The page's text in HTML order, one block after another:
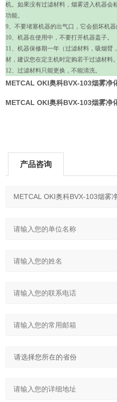
机。如果没有过滤材料，烟雾进入机器会
功能。
9、不要堵塞机器的出气口，它会损坏机器
10、机器在使用中，不要打开机器盖子。
11、机器保修期一年（过滤材料，吸烟臂
材，建议您在定主机时定购若干过滤材料。
12、过滤材料只能更换，不能清洗。
METCAL OKI奥科BVX-103烟雾净
METCAL OKI奥科BVX-103烟雾净
产品咨询